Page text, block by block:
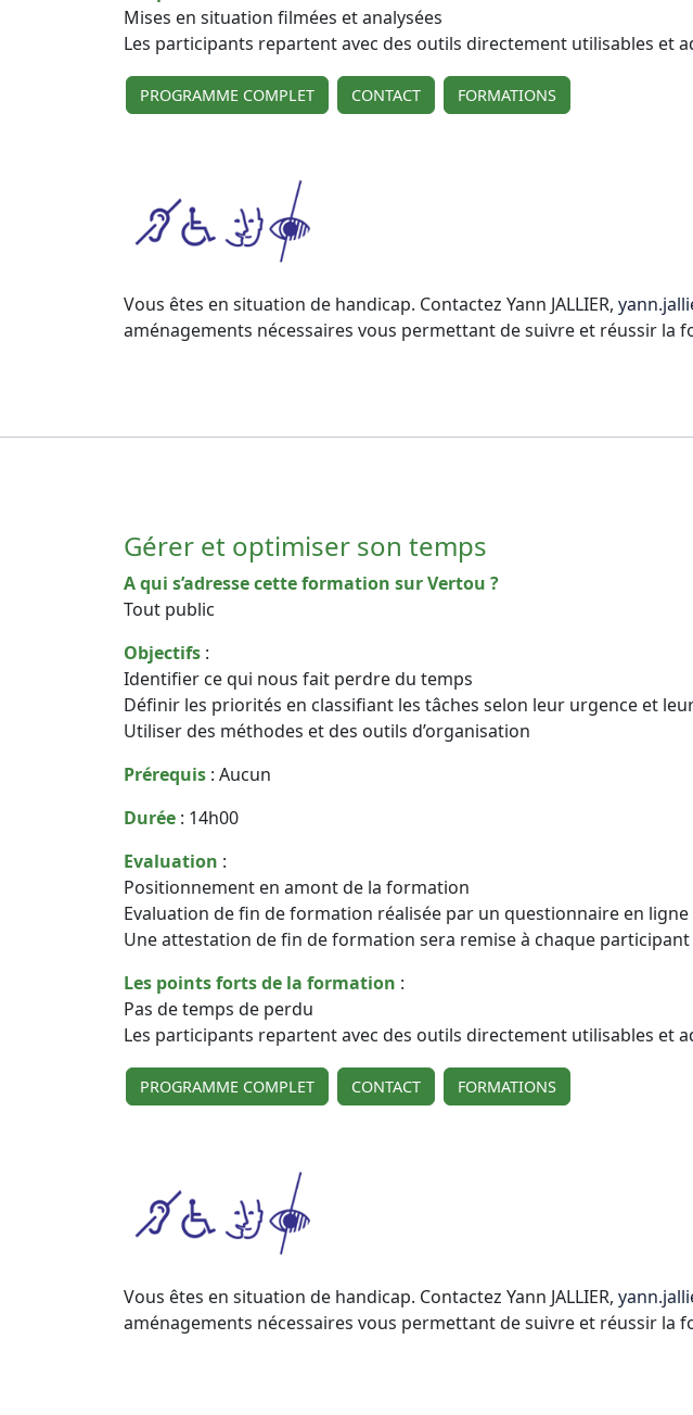
Mises en situation filmées et analysées
Les participants repartent avec des outils directement utilisables et
PROGRAMME COMPLET CONTACT FORMATIONS
Vous êtes en situation de handicap. Contactez Yann JALLIER,
aménagements nécessaires vous permettant de suivre et réussir la
Gérer et optimiser son temps
A qui s’adresse cette formation sur Vertou ?
Tout public
Objectifs :
Identifier ce qui nous fait perdre du temps
Définir les priorités en classifiant les tâches selon leur urgence et
Utiliser des méthodes et des outils d’organisation
Prérequis : Aucun
Durée : 14h00
Evaluation :
Positionnement en amont de la formation
Evaluation de fin de formation réalisée par un questionnaire en ligne
Une attestation de fin de formation sera remise à chaque participant
Les points forts de la formation :
Pas de temps de perdu
Les participants repartent avec des outils directement utilisables et
PROGRAMME COMPLET CONTACT FORMATIONS
Vous êtes en situation de handicap. Contactez Yann JALLIER,
aménagements nécessaires vous permettant de suivre et réussir la